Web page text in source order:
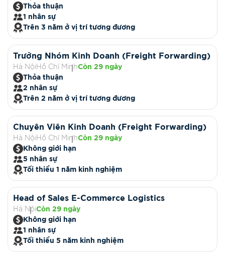
Thỏa thuận
1 nhân sự
Trên 3 năm ở vị trí tương đương
Trưởng Nhóm Kinh Doanh (Freight Forwarding)
Hà Nội Hồ Chí MinhCòn 29 ngày
Thỏa thuận
2 nhân sự
Trên 2 năm ở vị trí tương đương
Chuyên Viên Kinh Doanh (Freight Forwarding)
Hà Nội Hồ Chí MinhCòn 29 ngày
Không giới hạn
5 nhân sự
Tối thiểu 1 năm kinh nghiệm
Head of Sales E-Commerce Logistics
Hà NộiCòn 29 ngày
Không giới hạn
1 nhân sự
Tối thiểu 5 năm kinh nghiệm